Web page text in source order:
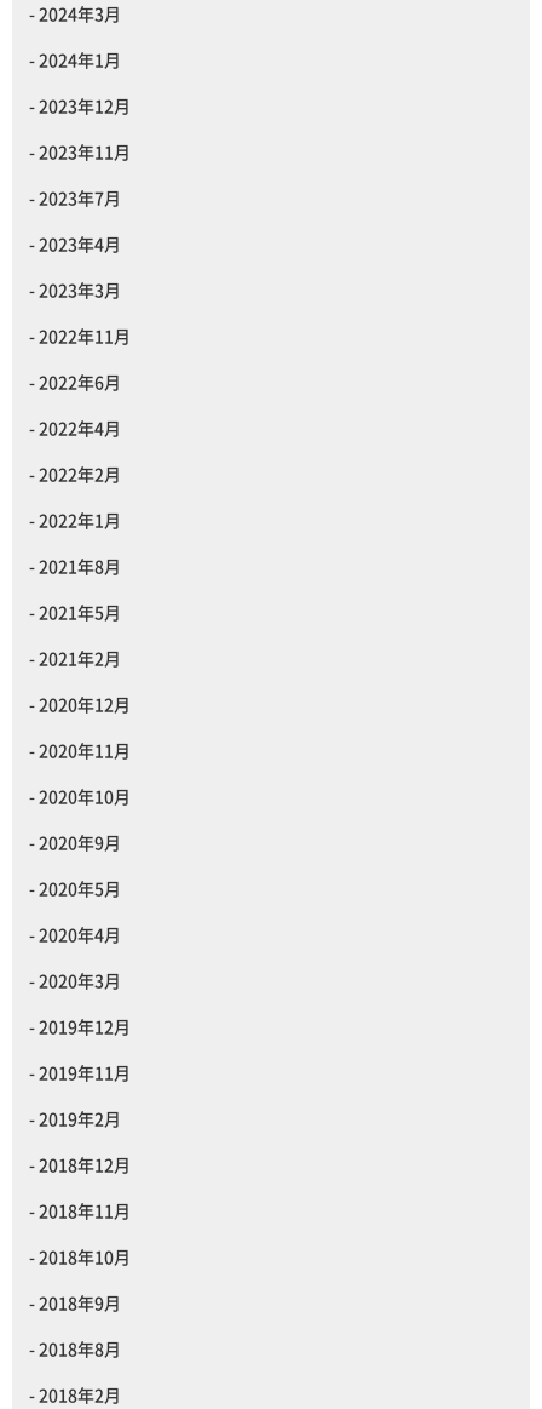
2024年3月
2024年1月
2023年12月
2023年11月
2023年7月
2023年4月
2023年3月
2022年11月
2022年6月
2022年4月
2022年2月
2022年1月
2021年8月
2021年5月
2021年2月
2020年12月
2020年11月
2020年10月
2020年9月
2020年5月
2020年4月
2020年3月
2019年12月
2019年11月
2019年2月
2018年12月
2018年11月
2018年10月
2018年9月
2018年8月
2018年2月